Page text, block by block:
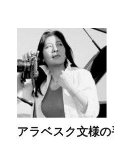
アラベスク文様の